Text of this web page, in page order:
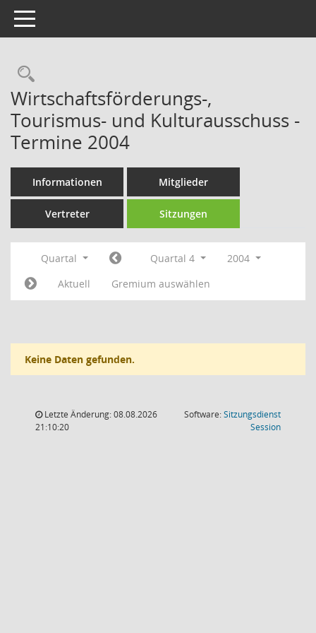
Toggle navigation
Rechercheauswahl
Wirtschaftsförderungs-,
Tourismus- und Kulturausschuss -
Termine 2004
Informationen Mitglieder
Vertreter Sitzungen
Quartal Quartal 4
2004
Aktuell
Gremium auswählen
Keine Daten gefunden.
Letzte Änderung: 08.08.2026
21:10:20
Software:Sitzungsdienst
Session(Wird in